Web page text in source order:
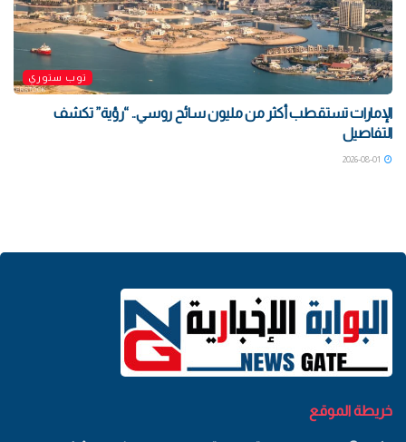
توب ستوري
الإمارات تستقطب أكثر من مليون سائح روسي.. “رؤية” تكشف
التفاصيل
خريطة الموقع